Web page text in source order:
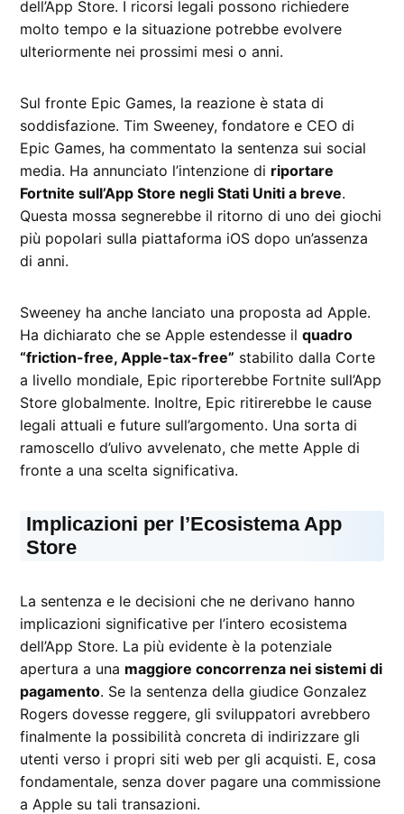
dell’App Store. I ricorsi legali possono richiedere
molto tempo e la situazione potrebbe evolvere
ulteriormente nei prossimi mesi o anni.
Sul fronte Epic Games, la reazione è stata di
soddisfazione. Tim Sweeney, fondatore e CEO di
Epic Games, ha commentato la sentenza sui social
media. Ha annunciato l’intenzione di riportare
Fortnite sull’App Store negli Stati Uniti a breve.
Questa mossa segnerebbe il ritorno di uno dei giochi
più popolari sulla piattaforma iOS dopo un’assenza
di anni.
Sweeney ha anche lanciato una proposta ad Apple.
Ha dichiarato che se Apple estendesse ilquadro
“friction-free, Apple-tax-free” stabilito dalla Corte
a livello mondiale, Epic riporterebbe Fortnite sull’App
Store globalmente. Inoltre, Epic ritirerebbe le cause
legali attuali e future sull’argomento. Una sorta di
ramoscello d’ulivo avvelenato, che mette Apple di
fronte a una scelta significativa.
Implicazioni per l’Ecosistema App
Store
La sentenza e le decisioni che ne derivano hanno
implicazioni significative per l’intero ecosistema
dell’App Store. La più evidente è la potenziale
apertura a una maggiore concorrenza nei sistemi di
pagamento. Se la sentenza della giudice Gonzalez
Rogers dovesse reggere, gli sviluppatori avrebbero
finalmente la possibilità concreta di indirizzare gli
utenti verso i propri siti web per gli acquisti. E, cosa
fondamentale, senza dover pagare una commissione
a Apple su tali transazioni.